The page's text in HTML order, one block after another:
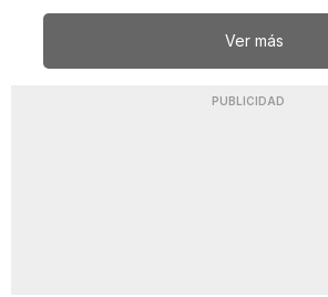
Ver más
PUBLICIDAD